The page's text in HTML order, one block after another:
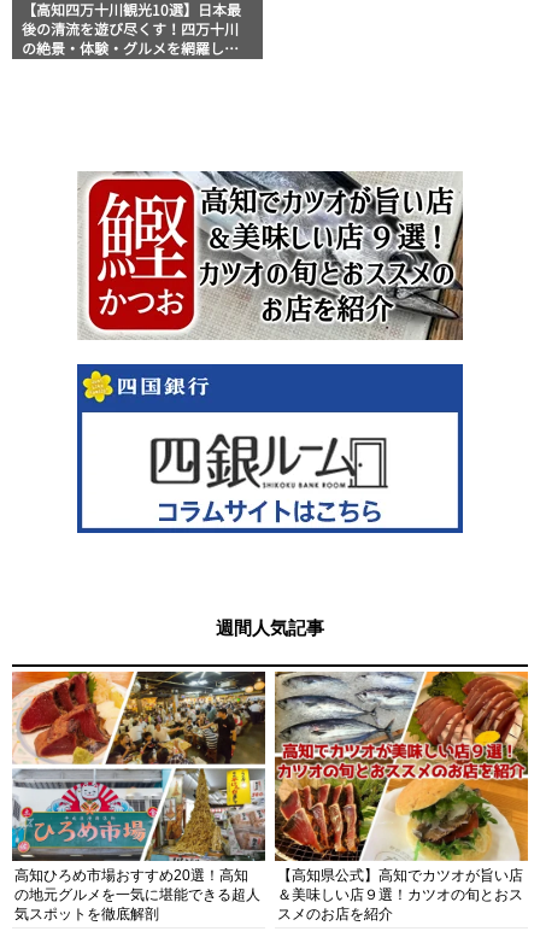
【高知四万十川観光10選】日本最
後の清流を遊び尽くす！四万十川
の絶景・体験・グルメを網羅した
週間人気記事
高知ひろめ市場おすすめ20選！高知
の地元グルメを一気に堪能できる超人
気スポットを徹底解剖
【高知県公式】高知でカツオが旨い店
＆美味しい店９選！カツオの旬とおス
スメのお店を紹介